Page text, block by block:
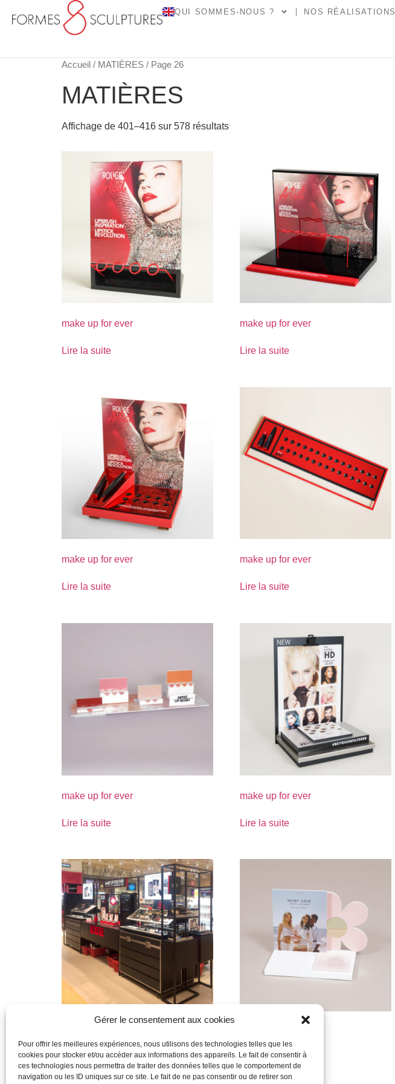
Gérer le consentement aux cookies
Pour offrir les meilleures expériences, nous utilisons des technologies telles que les
cookies pour stocker et/ou accéder aux informations des appareils. Le fait de consentir à
ces technologies nous permettra de traiter des données telles que le comportement de
navigation ou les ID uniques sur ce site. Le fait de ne pas consentir ou de retirer son
QUI SOMMES-NOUS ? NOS RÉALISATIONS
Accueil / MATIÈRES / Page 26
MATIÈRES
Affichage de 401–416 sur 578 résultats
make up for ever
Lire la suite
make up for ever
Lire la suite
make up for ever
Lire la suite
make up for ever
Lire la suite
make up for ever
Lire la suite
make up for ever
Lire la suite
Lire la suite Lire la suite